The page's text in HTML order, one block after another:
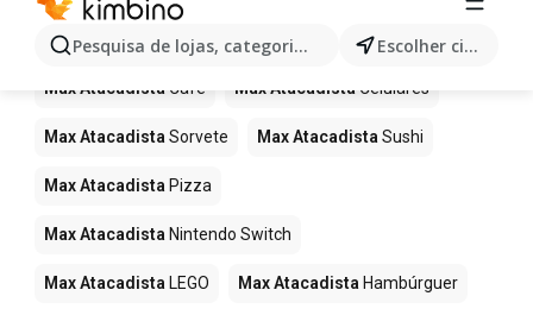
Pesquisa de lojas, categorias,produtos... Escolher cidade
para este termo.
Mais produtos em Max Atacadista
Max Atacadista Café Max Atacadista Celulares
Max Atacadista Sorvete Max Atacadista Sushi
Max Atacadista Pizza
Max Atacadista Nintendo Switch
Max Atacadista LEGO Max Atacadista Hambúrguer